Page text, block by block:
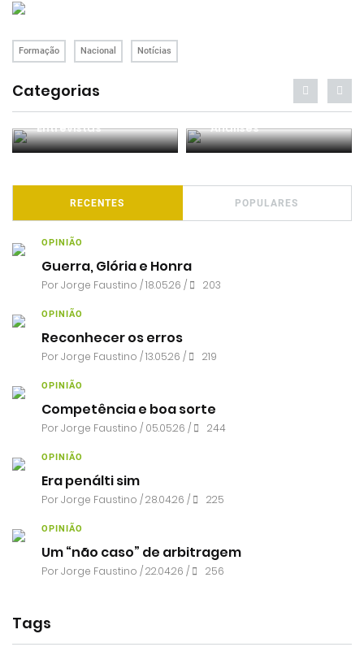
Formação Nacional Notícias
Categorias
Entrevistas Análises
RECENTES POPULARES
OPINIÃO
Guerra, Glória e Honra
PorJorge Faustino / 18.05.26 / 203
OPINIÃO
Reconhecer os erros
PorJorge Faustino / 13.05.26 / 219
OPINIÃO
Competência e boa sorte
PorJorge Faustino / 05.05.26 / 244
OPINIÃO
Era penálti sim
PorJorge Faustino / 28.04.26 / 225
OPINIÃO
Um “não caso” de arbitragem
PorJorge Faustino / 22.04.26 / 256
Tags